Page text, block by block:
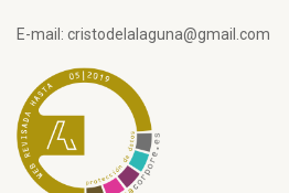
E-mail: cristodelalaguna@gmail.com